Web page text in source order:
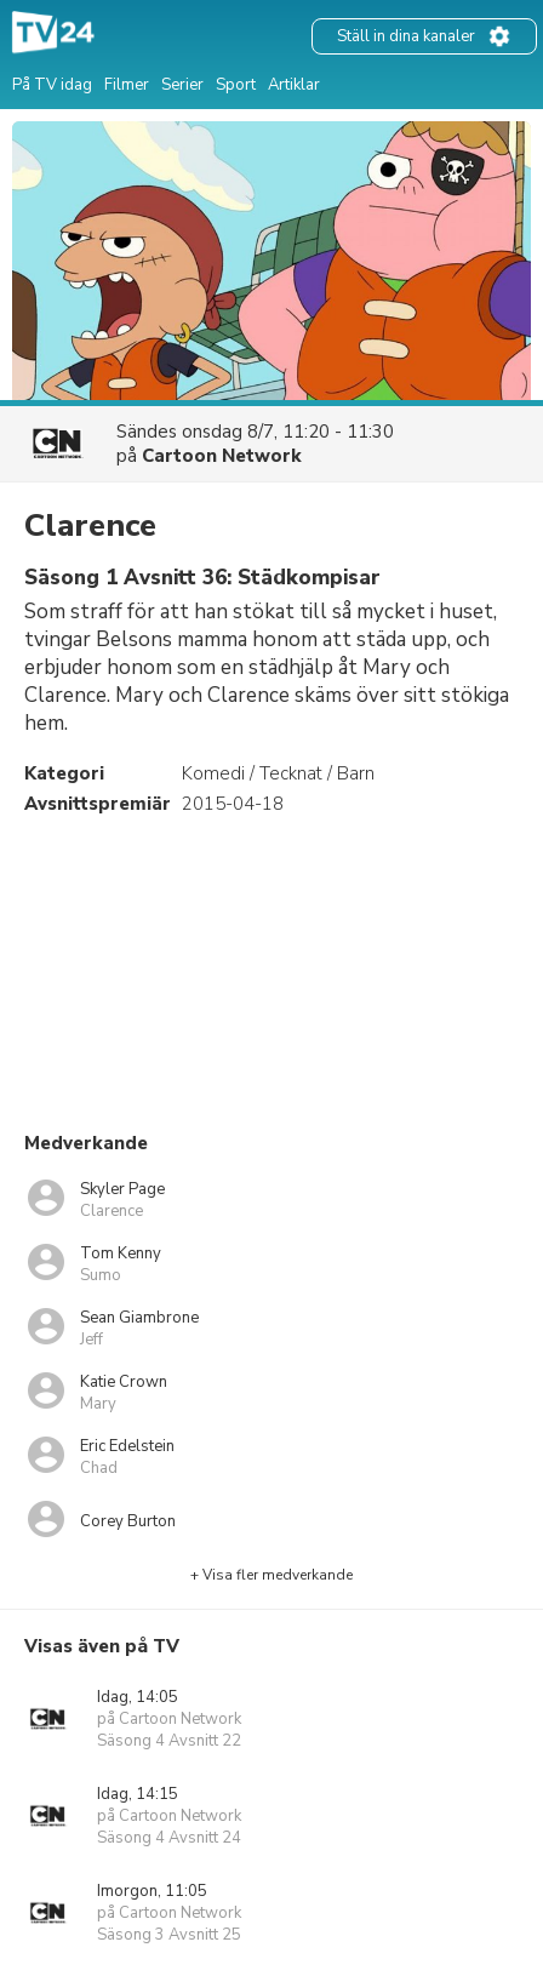
På TV idag Filmer Serier Sport Artiklar
Ställ in dina kanaler
Sändes onsdag 8/7, 11:20 - 11:30
på Cartoon Network
Clarence
Säsong 1 Avsnitt 36: Städkompisar
Som straff för att han stökat till så mycket i huset,
tvingar Belsons mamma honom att städa upp, och
erbjuder honom som en städhjälp åt Mary och
Clarence. Mary och Clarence skäms över sitt stökiga
hem.
Kategori
Komedi / Tecknat / Barn
Avsnittspremiär 2015-04-18
Medverkande
Skyler Page
Clarence
Tom Kenny
Sumo
Sean Giambrone
Jeff
Katie Crown
Mary
Eric Edelstein
Chad
Corey Burton
+ Visa fler medverkande
Visas även på TV
Idag, 14:05
på Cartoon Network
Säsong 4 Avsnitt 22
Idag, 14:15
på Cartoon Network
Säsong 4 Avsnitt 24
Imorgon, 11:05
på Cartoon Network
Säsong 3 Avsnitt 25